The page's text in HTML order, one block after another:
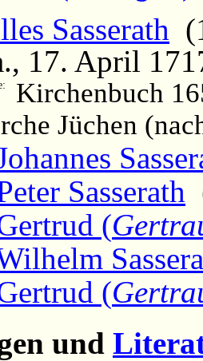
Sasserath
17. April
Kirchenbuch
Jüchen
Sasserath
(
(
und